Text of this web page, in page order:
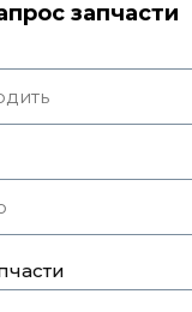
запчасти